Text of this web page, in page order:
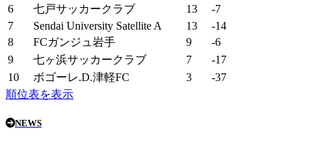
6
七戸サッカークラブ 13
-7
7
Sendai University Satellite A 13
-14
8
FCガンジュ岩手 9
-6
9
七ヶ浜サッカークラブ 7
-17
10
ボゴーレ.D.津軽FC 3
-37
順位表を表示
NEWS